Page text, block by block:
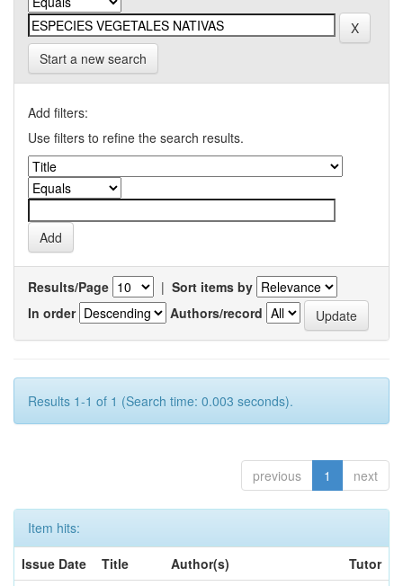
Start a new search
Add filters:
Use filters to refine the search results.
Results/Page | Sort items by
In order
Authors/record
Results 1-1 of 1 (Search time: 0.003 seconds).
previous 1 next
Item hits:
Issue Date
Title Author(s)
Tutor